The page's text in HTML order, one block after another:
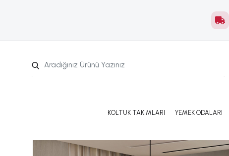
KOLTUK TAKIMLARI YEMEK ODALARI